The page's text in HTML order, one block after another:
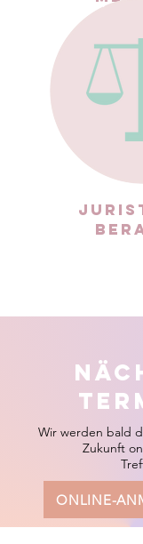
Wir werden bald
Zukunft
ONLINE-